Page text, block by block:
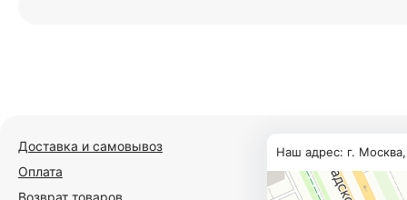
Доставка и самовывоз
Оплата
Возврат товаров
Наш адрес: г.